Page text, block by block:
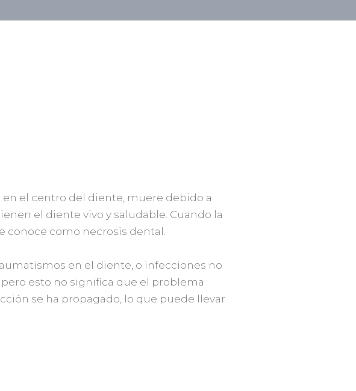
el centro del diente, muere debido a
el diente vivo y saludable. Cuando la
conoce como necrosis dental.
en el diente, o infecciones no
esto no significa que el problema
se ha propagado, lo que puede llevar